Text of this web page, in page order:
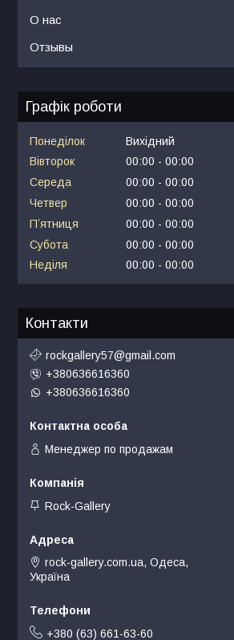
О нас
Отзывы
Графік роботи
Понеділок
Вихідний
Вівторок
00:00
00:00
Середа
00:00
00:00
Четвер
00:00
00:00
Пʼятниця
00:00
00:00
Субота
00:00
00:00
Неділя
00:00 00:00
Контакти
rockgallery57@gmail.com
+380636616360
+380636616360
Менеджер по продажам
Rock-Gallery
rock-gallery.com.ua, Одеса,
Україна
+380 (63) 661-63-60